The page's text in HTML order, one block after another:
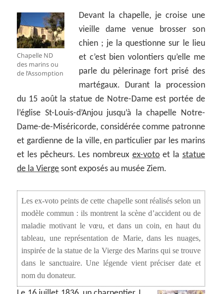
Chapelle ND
des marins ou
de l’Assomption
Devant la chapelle, je croise une
vieille dame venue brosser son
chien ; je la questionne sur le lieu
et c’est bien volontiers qu’elle me
parle du pèlerinage fort prisé des
martégaux. Durant la procession
du 15 août la statue de Notre-Dame est portée de
l’église St-Louis-d’Anjou jusqu’à la chapelle Notre-
Dame-de-Miséricorde, considérée comme patronne
et gardienne de la ville, en particulier par les marins
et les pêcheurs. Les nombreux ex-voto et la statue
de la Vierge sont exposés au musée Ziem.
Les ex-voto peints de cette chapelle sont réalisés selon un
modèle commun : ils montrent la scène d’accident ou de
maladie motivant le vœu, et dans un coin, en haut du
tableau, une représentation de Marie, dans les nuages,
inspirée de la statue de la Vierge des Marins qui se trouve
dans le sanctuaire. Une légende vient préciser date et
nom du donateur.